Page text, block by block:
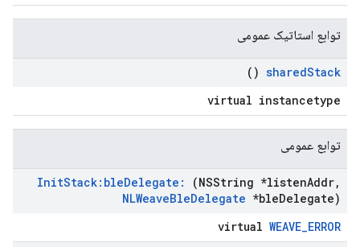
توابع استاتیک عمومی
sharedStack
()
virtual instancetype
توابع عمومی
InitStack:bleDelegate: (NSString *listenAddr,
NLWeaveBleDelegate *bleDelegate)
virtual WEAVE_ERROR